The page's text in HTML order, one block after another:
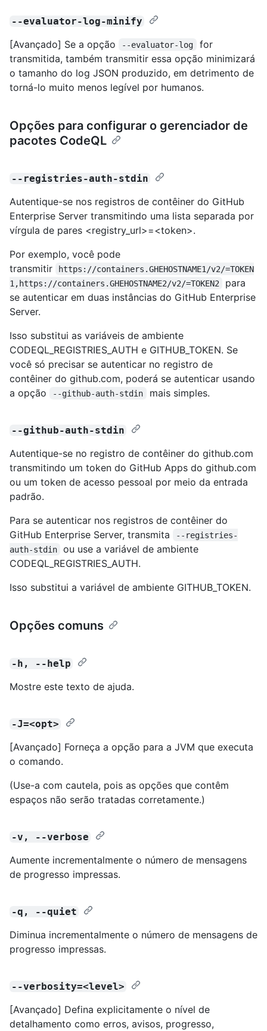
--evaluator-log-minify
[Avançado] Se a opção --evaluator-log
for
transmitida, também transmitir essa opção minimizará
o tamanho do log JSON produzido, em detrimento de
torná-lo muito menos legível por humanos.
Opções para configurar o gerenciador de
pacotes CodeQL
--registries-auth-stdin
Autentique-se nos registros de contêiner do GitHub
Enterprise Server transmitindo uma lista separada por
vírgula de pares <registry_url>=<token>.
Por exemplo, você pode
transmitir
https://containers.GHEHOSTNAME1/v2/=TOKEN
1,https://containers.GHEHOSTNAME2/v2/=TOKEN2
para
se autenticar em duas instâncias do GitHub Enterprise
Server.
Isso substitui as variáveis de ambiente
CODEQL_REGISTRIES_AUTH e GITHUB_TOKEN. Se
você só precisar se autenticar no registro de
contêiner do github.com, poderá se autenticar usando
a opção
--github-auth-stdin mais simples.
--github-auth-stdin
Autentique-se no registro de contêiner do github.com
transmitindo um token do GitHub Apps do github.com
ou um token de acesso pessoal por meio da entrada
padrão.
Para se autenticar nos registros de contêiner do
GitHub Enterprise Server, transmita
--registries-
auth-stdin
ou use a variável de ambiente
CODEQL_REGISTRIES_AUTH.
Isso substitui a variável de ambiente GITHUB_TOKEN.
Opções comuns
-h, --help
Mostre este texto de ajuda.
-J=<opt>
[Avançado] Forneça a opção para a JVM que executa
o comando.
(Use-a com cautela, pois as opções que contêm
espaços não serão tratadas corretamente.)
-v, --verbose
Aumente incrementalmente o número de mensagens
de progresso impressas.
-q, --quiet
Diminua incrementalmente o número de mensagens de
progresso impressas.
--verbosity=<level>
[Avançado] Defina explicitamente o nível de
detalhamento como erros, avisos, progresso,